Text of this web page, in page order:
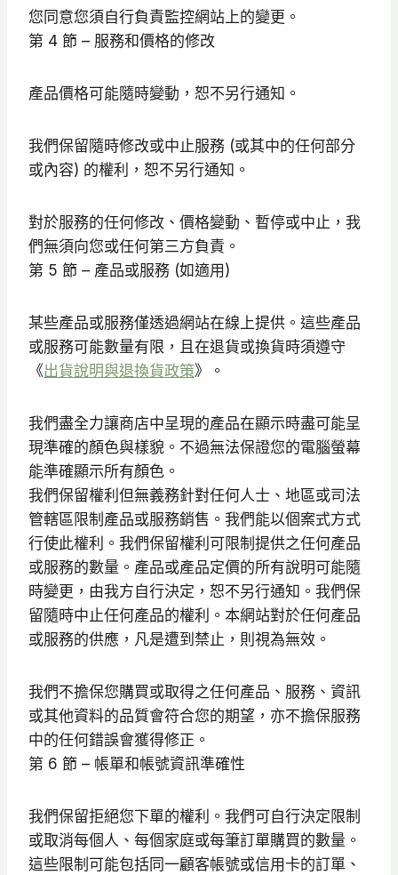
您同意您須自行負責監控網站上的變更。
第 4 節 – 服務和價格的修改
產品價格可能隨時變動，恕不另行通知。
我們保留隨時修改或中止服務 (或其中的任何部分
或內容) 的權利，恕不另行通知。
對於服務的任何修改、價格變動、暫停或中止，我
們無須向您或任何第三方負責。
第 5 節 – 產品或服務 (如適用)
某些產品或服務僅透過網站在線上提供。這些產品
或服務可能數量有限，且在退貨或換貨時須遵守
《出貨說明與退換貨政策》。
我們盡全力讓商店中呈現的產品在顯示時盡可能呈
現準確的顏色與樣貌。不過無法保證您的電腦螢幕
能準確顯示所有顏色。
我們保留權利但無義務針對任何人士、地區或司法
管轄區限制產品或服務銷售。我們能以個案式方式
行使此權利。我們保留權利可限制提供之任何產品
或服務的數量。產品或產品定價的所有說明可能隨
時變更，由我方自行決定，恕不另行通知。我們保
留隨時中止任何產品的權利。本網站對於任何產品
或服務的供應，凡是遭到禁止，則視為無效。
我們不擔保您購買或取得之任何產品、服務、資訊
或其他資料的品質會符合您的期望，亦不擔保服務
中的任何錯誤會獲得修正。
第 6 節 – 帳單和帳號資訊準確性
我們保留拒絕您下單的權利。我們可自行決定限制
或取消每個人、每個家庭或每筆訂單購買的數量。
這些限制可能包括同一顧客帳號或信用卡的訂單、